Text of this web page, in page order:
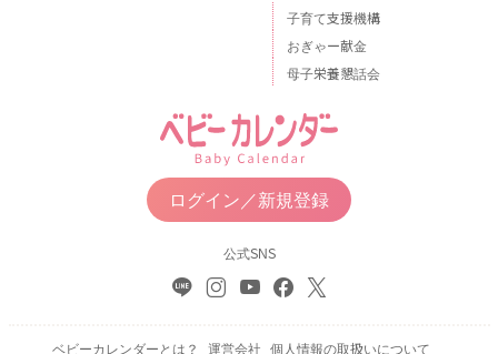
子育て支援機構
おぎゃー献金
母子栄養懇話会
ログイン／新規登録
公式SNS
ベビーカレンダーとは？ 運営会社 個人情報の取扱いについて